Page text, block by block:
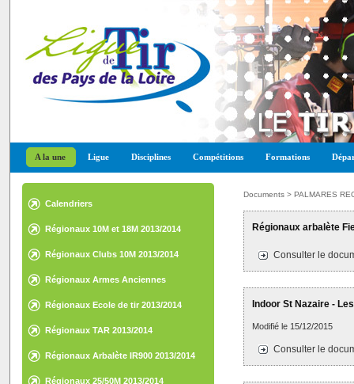
A la une Ligue Disciplines Compétitions Formations
Calendriers
Régionaux 10M et 18M 2013/2014
Régionaux Clubs 10M 2013/2014
Régionaux Armes Anciennes
Régionaux Ecole de tir 2013/2014
Régionaux TAR 2013/2014
Régionaux Arbalète IR900 2013/2014
Régionaux 25/50M 2013/2014
Documents > PALMARES
Régionaux arbalète
Consulter le
Indoor St Nazaire -
Modifié le 15/12/2015
Consulter le